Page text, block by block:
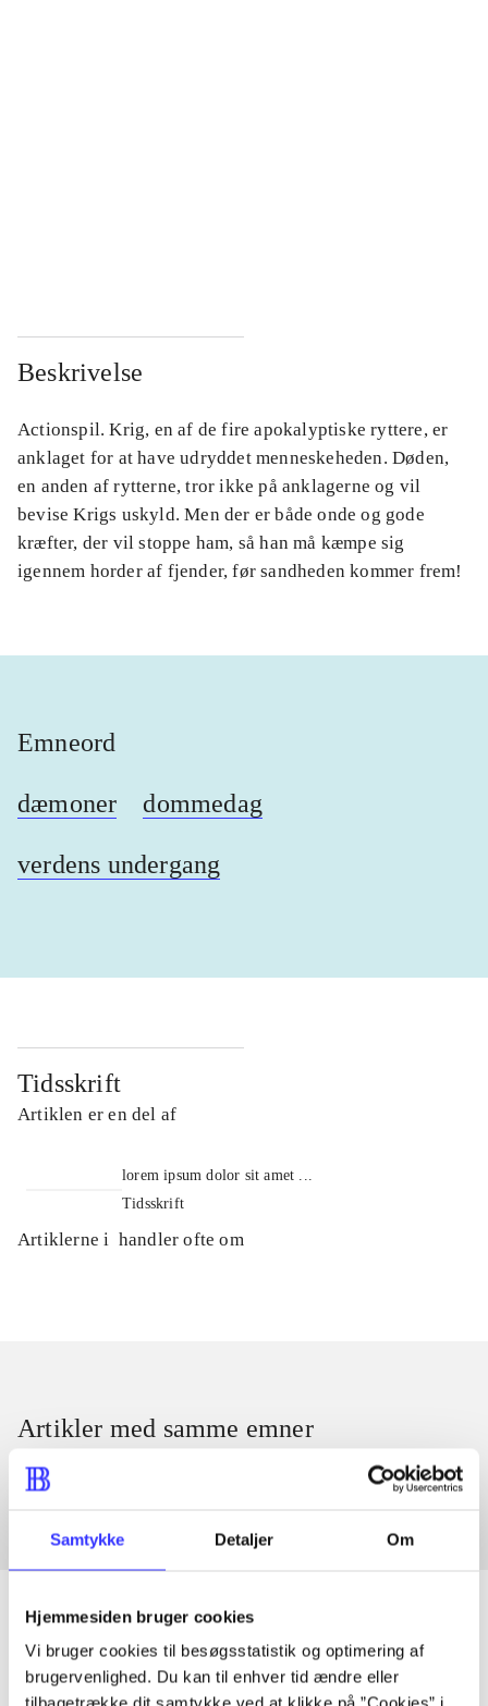
Samtykke Detaljer Om
Hjemmesiden bruger cookies
Vi bruger cookies til besøgsstatistik og optimering af
brugervenlighed. Du kan til enhver tid ændre eller
Beskrivelse
Actionspil. Krig, en af de fire apokalyptiske ryttere, er
anklaget for at have udryddet menneskeheden. Døden,
en anden af rytterne, tror ikke på anklagerne og vil
bevise Krigs uskyld. Men der er både onde og gode
kræfter, der vil stoppe ham, så han må kæmpe sig
igennem horder af fjender, før sandheden kommer frem!
Emneord
dæmoner dommedag
verdens undergang
Tidsskrift
Artiklen er en del af
lorem ipsum dolor sit amet ...
Tidsskrift
Artiklerne i handler ofte om
Artikler med samme emner
Artikler